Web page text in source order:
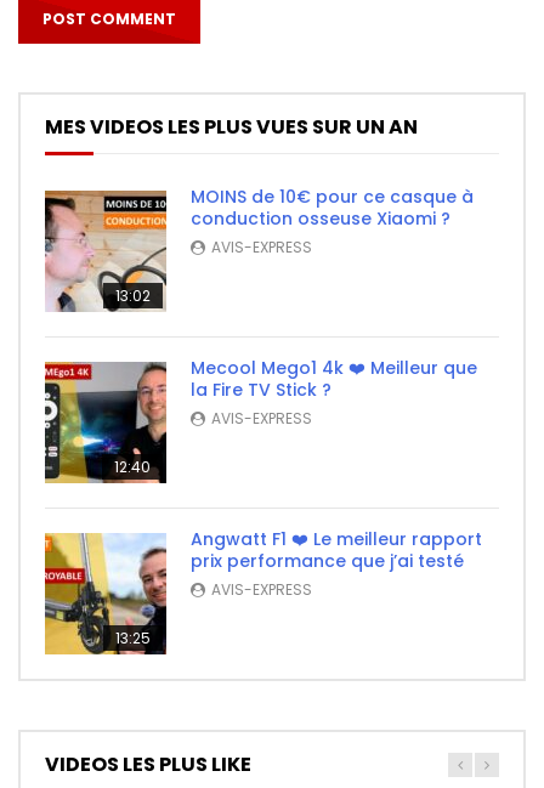
MES VIDEOS LES PLUS VUES SUR UN AN
13:02
MOINS de 10€ pour ce casque à
conduction osseuse Xiaomi ?
AVIS-EXPRESS
12:40
Mecool Mego1 4k ❤️ Meilleur que
la Fire TV Stick ?
AVIS-EXPRESS
13:25
Angwatt F1 ❤️ Le meilleur rapport
prix performance que j’ai testé
AVIS-EXPRESS
VIDEOS LES PLUS LIKE